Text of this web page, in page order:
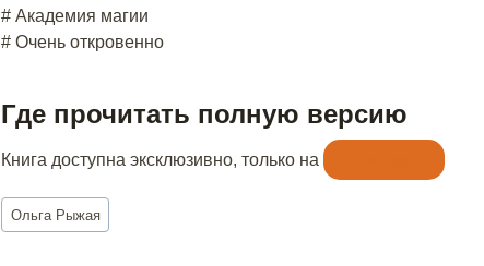
# Академия магии
# Очень откровенно
Где прочитать полную версию
Книга доступна эксклюзивно, только на
Метки
записи:
Ольга Рыжая